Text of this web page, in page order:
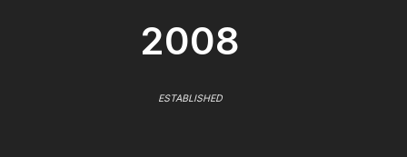
2008
ESTABLISHED